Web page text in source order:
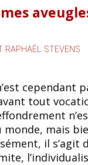
RAPHAËL STEVENS
cependant
tout
monde, mais
il s’agit